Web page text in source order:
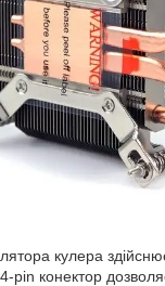
кулера
pin конектор